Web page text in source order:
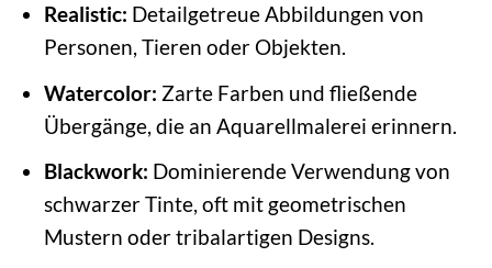
Realistic: Detailgetreue Abbildungen von
Personen, Tieren oder Objekten.
Watercolor: Zarte Farben und fließende
Übergänge, die an Aquarellmalerei erinnern.
Blackwork: Dominierende Verwendung von
schwarzer Tinte, oft mit geometrischen
Mustern oder tribalartigen Designs.